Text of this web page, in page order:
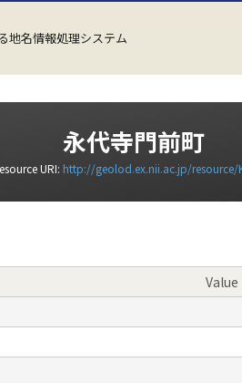
地名情報処理システム
永代寺門前町
URI: http://geolod.ex.nii.ac.jp/resource/
Value